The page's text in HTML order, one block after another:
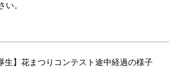
い。
生】花まつりコンテスト途中経過の様子